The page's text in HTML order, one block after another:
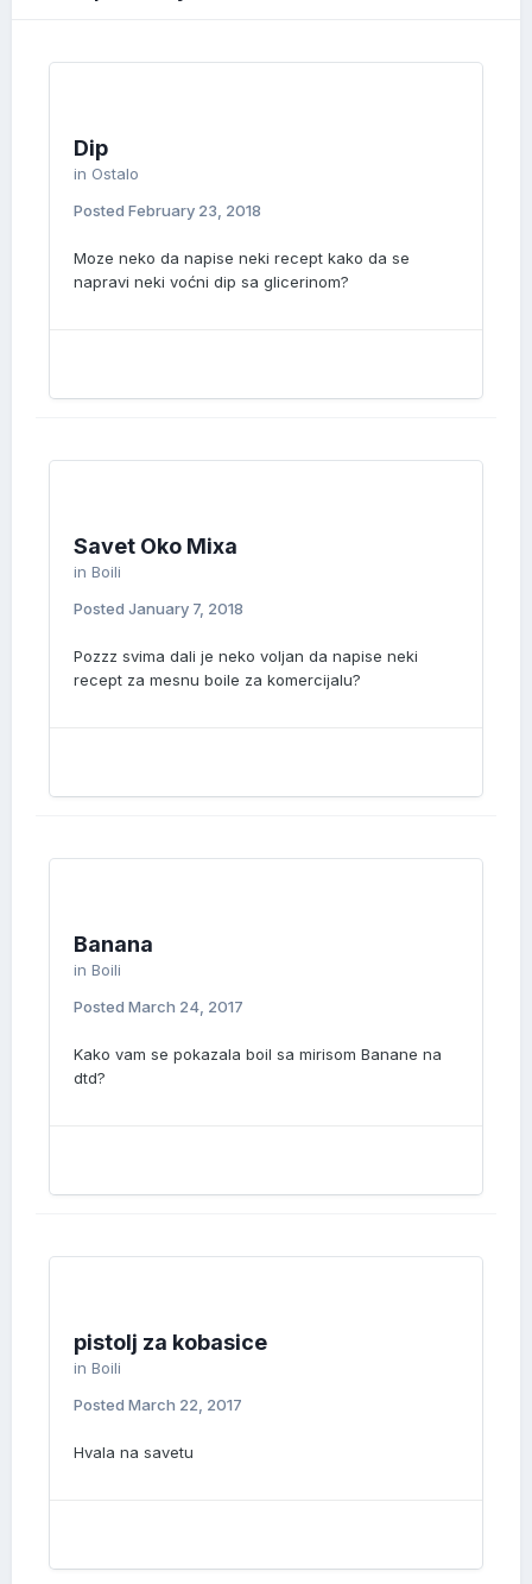
Dip
in Ostalo
Posted February 23, 2018
Moze neko da napise neki recept kako da se
napravi neki voćni dip sa glicerinom?
Savet Oko Mixa
in Boili
Posted January 7, 2018
Pozzz svima dali je neko voljan da napise neki
recept za mesnu boile za komercijalu?
Banana
in Boili
Posted March 24, 2017
Kako vam se pokazala boil sa mirisom Banane na
dtd?
pistolj za kobasice
in Boili
Posted March 22, 2017
Hvala na savetu